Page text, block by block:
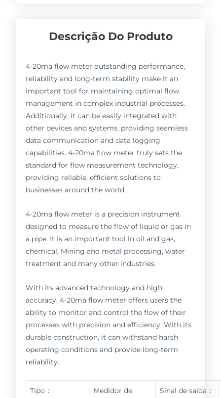
Descrição Do Produto
4-20ma flow meter outstanding performance,
reliability and long-term stability make it an
important tool for maintaining optimal flow
management in complex industrial processes.
Additionally, it can be easily integrated with
other devices and systems, providing seamless
data communication and data logging
capabilities. 4-20ma flow meter truly sets the
standard for flow measurement technology,
providing reliable, efficient solutions to
businesses around the world.
4-20ma flow meter is a precision instrument
designed to measure the flow of liquid or gas in
a pipe. It is an important tool in oil and gas,
chemical, Mining and metal processing, water
treatment and many other industries.
With its advanced technology and high
accuracy, 4-20ma flow meter offers users the
ability to monitor and control the flow of their
processes with precision and efficiency. With its
durable construction, it can withstand harsh
operating conditions and provide long-term
reliability.
Tipo：
Medidor de
Sinal de saída：